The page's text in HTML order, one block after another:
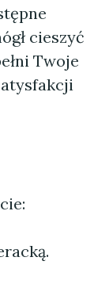
cieszyć
Twoje